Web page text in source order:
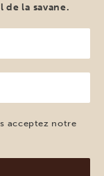
de la savane.
acceptez notre